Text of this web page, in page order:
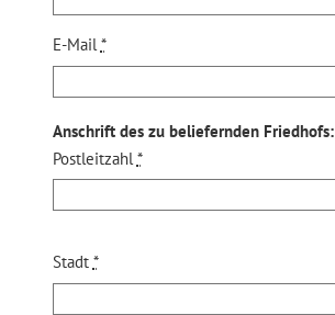
E-Mail *
Anschrift des zu beliefernden Friedhofs:
Postleitzahl *
Stadt *